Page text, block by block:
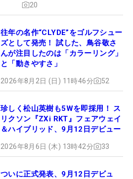
20
往年の名作“CLYDE”をゴルフシュー
ズとして発売！ 試した、鳥谷敬さ
んが注目したのは「カラーリング」
と「動きやすさ」
2026年8月2日 (日) 11時46分 52
珍しく松山英樹も5Wを即採用！ ス
リクソン『ZXi RKT』フェアウェイ
＆ハイブリッド、9月12日デビュー
2026年8月6日 (木) 13時42分 33
ついに正式発表、9月12日デビュ